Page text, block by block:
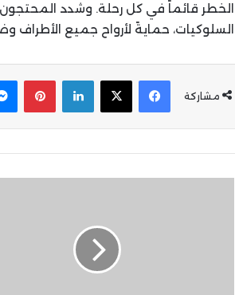
الخطر قائماً في كل رحلة. وشدد المحتجون
السلوكيات، حمايةً لأرواح جميع الأطراف
مشاركة
Facebook
X
LinkedIn